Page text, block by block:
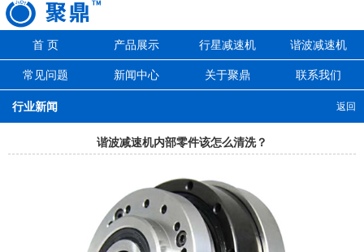
首 页 产品展示 行星减速机 谐波减速机
常见问题 新闻中心 关于聚鼎 联系我们
返回
行业新闻
谐波减速机内部零件该怎么清洗？